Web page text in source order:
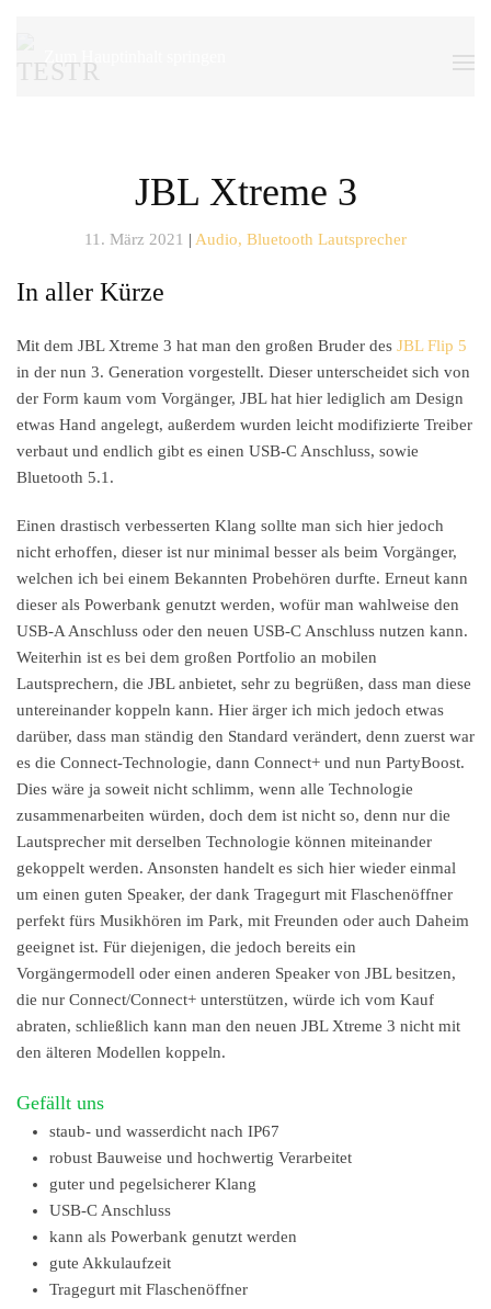
JBL Xtreme 3
11. März 2021 | Audio, Bluetooth Lautsprecher
In aller Kürze
Mit dem JBL Xtreme 3 hat man den großen Bruder des JBL Flip 5
in der nun 3. Generation vorgestellt. Dieser unterscheidet sich von
der Form kaum vom Vorgänger, JBL hat hier lediglich am Design
etwas Hand angelegt, außerdem wurden leicht modifizierte Treiber
verbaut und endlich gibt es einen USB-C Anschluss, sowie
Bluetooth 5.1.
Einen drastisch verbesserten Klang sollte man sich hier jedoch
nicht erhoffen, dieser ist nur minimal besser als beim Vorgänger,
welchen ich bei einem Bekannten Probehören durfte. Erneut kann
dieser als Powerbank genutzt werden, wofür man wahlweise den
USB-A Anschluss oder den neuen USB-C Anschluss nutzen kann.
Weiterhin ist es bei dem großen Portfolio an mobilen
Lautsprechern, die JBL anbietet, sehr zu begrüßen, dass man diese
untereinander koppeln kann. Hier ärger ich mich jedoch etwas
darüber, dass man ständig den Standard verändert, denn zuerst war
es die Connect-Technologie, dann Connect+ und nun PartyBoost.
Dies wäre ja soweit nicht schlimm, wenn alle Technologie
zusammenarbeiten würden, doch dem ist nicht so, denn nur die
Lautsprecher mit derselben Technologie können miteinander
gekoppelt werden. Ansonsten handelt es sich hier wieder einmal
um einen guten Speaker, der dank Tragegurt mit Flaschenöffner
perfekt fürs Musikhören im Park, mit Freunden oder auch Daheim
geeignet ist. Für diejenigen, die jedoch bereits ein
Vorgängermodell oder einen anderen Speaker von JBL besitzen,
die nur Connect/Connect+ unterstützen, würde ich vom Kauf
abraten, schließlich kann man den neuen JBL Xtreme 3 nicht mit
den älteren Modellen koppeln.
Gefällt uns
staub- und wasserdicht nach IP67
robust Bauweise und hochwertig Verarbeitet
guter und pegelsicherer Klang
USB-C Anschluss
kann als Powerbank genutzt werden
gute Akkulaufzeit
Tragegurt mit Flaschenöffner